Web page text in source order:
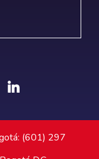
(601) 297